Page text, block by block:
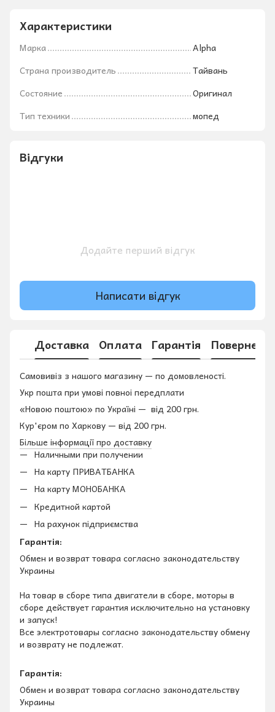
Характеристики
Марка
Alpha
Страна производитель
Тайвань
Состояние
Оригинал
Тип техники
мопед
Відгуки
Додайте перший відгук
Написати відгук
Доставка Оплата Гарантія
Самовивіз з нашого магазину — по домовленості.
Укр пошта при умові повноі передплати
«Новою поштою» по Україні — від 200 грн.
Кур'єром по Харкову — від 200 грн.
Більше інформації про доставку
Наличными при получении
На карту ПРИВАТБАНКА
На карту МОНОБАНКА
Кредитной картой
На рахунок підприємства
Гарантія:
Обмен и возврат товара согласно законодательству
Украины
На товар в сборе типа двигатели в сборе, моторы в
сборе действует гарантия исключительно на установку
и запуск!
Все электротовары согласно законодательству обмену
и возврату не подлежат.
Гарантія:
Обмен и возврат товара согласно законодательству
Украины